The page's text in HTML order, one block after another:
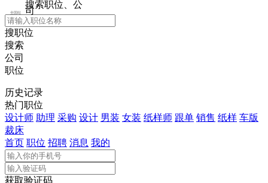
全国站
搜索职位、公
司
搜职位
搜索
公司
职位
历史记录
热门职位
设计师 助理 采购 设计 男装 女装 纸样师 跟单 销售 纸样 车版
裁床
首页 职位 招聘 消息 我的
获取验证码